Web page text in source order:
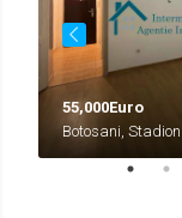
55,000Euro
Botosani, Stadion